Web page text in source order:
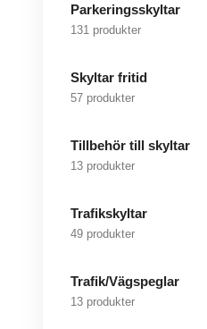
Parkeringsskyltar
131 produkter
Skyltar fritid
57 produkter
Tillbehör till skyltar
13 produkter
Trafikskyltar
49 produkter
Trafik/Vägspeglar
13 produkter